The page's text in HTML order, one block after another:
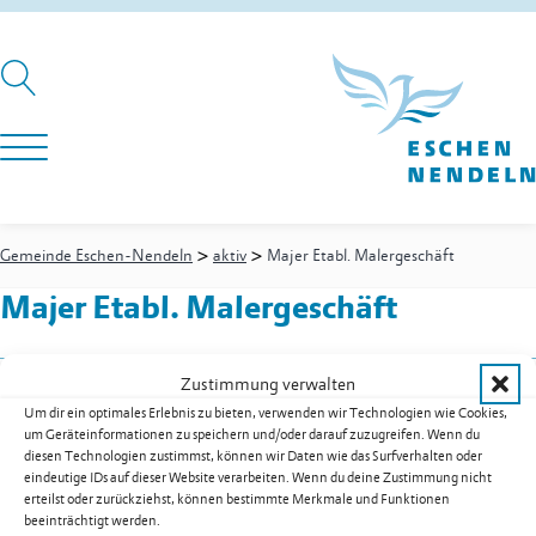
Zustimmung verwalten
Um dir ein optimales Erlebnis zu bieten, verwenden wir Technologien wie Cookies,
um Geräteinformationen zu speichern und/oder darauf zuzugreifen. Wenn du
diesen Technologien zustimmst, können wir Daten wie das Surfverhalten oder
eindeutige IDs auf dieser Website verarbeiten. Wenn du deine Zustimmung nicht
erteilst oder zurückziehst, können bestimmte Merkmale und Funktionen
beeinträchtigt werden.
Gemeinde Eschen-Nendeln > aktiv > Majer Etabl. Malergeschäft
Majer Etabl. Malergeschäft
Mühlegasse 15
9492Eschen
Festnetz+423 373 28 71
Mobil+423 788 77 66
E-Mailmaler@majer.li